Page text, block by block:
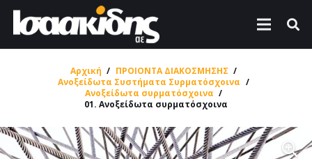
Αρχική / ΠΡΟΙΟΝΤΑ ΔΙΑΚΟΣΜΗΣΗΣ /
Ανοξείδωτα Συστήματα Συρματόσχοινα /
Ανοξείδωτα συρματόσχοινα /
01. Ανοξείδωτα συρματόσχοινα